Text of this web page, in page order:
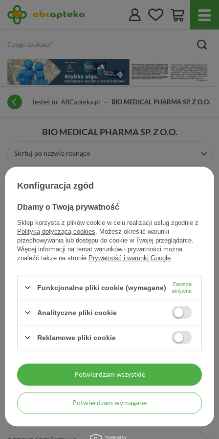
Jesteś tu: ABCapteka.pl BIO MEDICAL PHARMA SP. Z O.O.
BIO MEDICAL PHARMA SP. Z O.O.
Sortuj po nazwie rosnąco
Licur Max, 60 kapsułek
2,35 zł / szt.
LipidCell, 60 kapsułek
90,57 zł
1,51 zł / szt.
MOJE ZAMÓWIENIE
MOJE KONTO
INFORMACJE
Konfiguracja zgód
Dbamy o Twoją prywatność
Sklep korzysta z plików cookie w celu realizacji usług zgodnie z
Polityką dotyczącą cookies . Możesz określić warunki
przechowywania lub dostępu do cookie w Twojej przeglądarce.
Więcej informacji na temat warunków i prywatności można
znaleźć także na stronie Prywatność i warunki Google
Funkcjonalne pliki cookie (wymagane)
Zawsze
aktywne
Analityczne pliki cookie
Reklamowe pliki cookie
Potwierdzam wymagane
Potwierdzam wszystkie